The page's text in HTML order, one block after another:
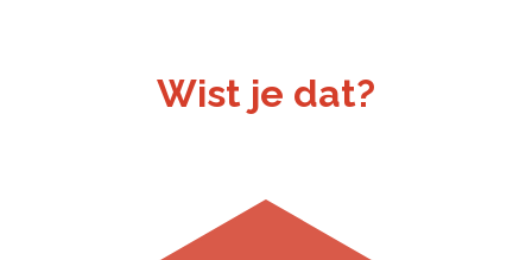
Wist je dat?